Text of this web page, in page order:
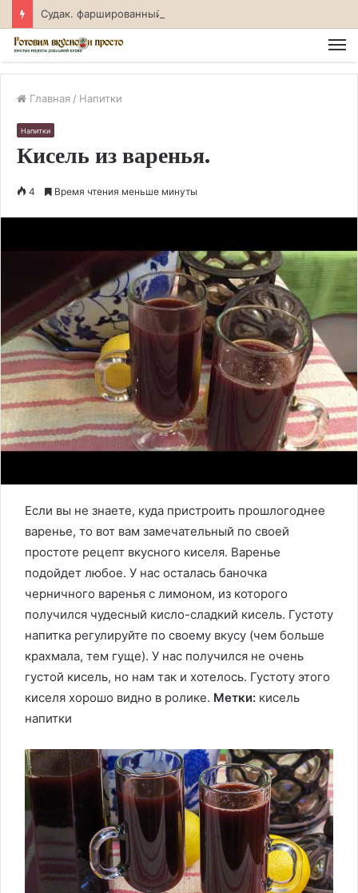
Судак. фаршированный креветками. Рецепт с фото
Главная / Напитки
Напитки
Кисель из варенья.
4 Время чтения меньше минуты
Если вы не знаете, куда пристроить прошлогоднее
варенье, то вот вам замечательный по своей
простоте рецепт вкусного киселя. Варенье
подойдет любое. У нас осталась баночка
черничного варенья с лимоном, из которого
получился чудесный кисло-сладкий кисель. Густоту
напитка регулируйте по своему вкусу (чем больше
крахмала, тем гуще). У нас получился не очень
густой кисель, но нам так и хотелось. Густоту этого
киселя хорошо видно в ролике. Метки: кисель
напитки